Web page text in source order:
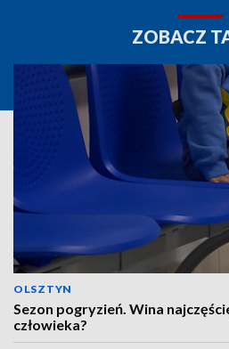
ZOBACZ
OLSZTYN
Sezon pogryzień. Wina
człowieka?